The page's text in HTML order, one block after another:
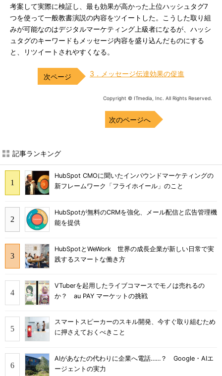
考案して実際に検証し、最も効果が高かった上位ハッシュタグ7
つを使って一般教書演説の内容をツイートした。こうした取り組
みが可能なのはデジタルマーケティング上級者になるが、ハッシ
ュタグのキーワードもメッセージ内容を盛り込んだものにする
と、リツイートされやすくなる。
3．メッセージ伝達効果の促進
Copyright © ITmedia, Inc. All Rights Reserved.
次のページへ
記事ランキング
HubSpot CMOに聞いたインバウンドマーケティングの
新フレームワーク「フライホイール」のこと
HubSpotが無料のCRMを強化、メール配信と広告管理機
能を提供
HubSpotとWeWork 世界の成長企業が新しい日常で実
践するスマートな働き方
VTuberを起用したライブコマースでモノは売れるの
か？ au PAY マーケットの挑戦
スマートスピーカーのスキル開発、今すぐ取り組むため
に押さえておくべきこと
AIがあなたの代わりに企業へ電話……？ Google・AIエ
ージェントの実力